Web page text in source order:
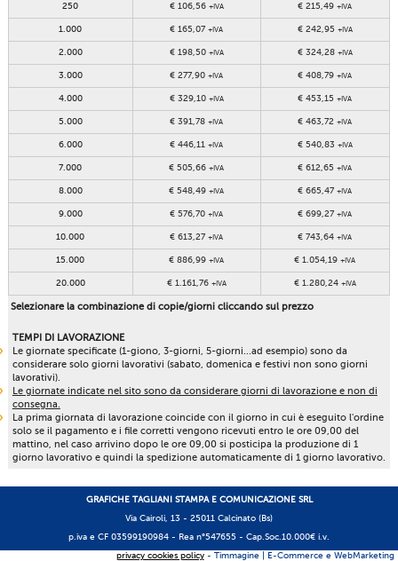
250 € 106,56 +IVA € 215,49+IVA
1.000 € 165,07+IVA € 242,95 +IVA
2.000 € 198,50 +IVA € 324,28 +IVA
3.000 € 277,90+IVA € 408,79+IVA
4.000 € 329,10 +IVA € 453,15+IVA
5.000 € 391,78+IVA € 463,72+IVA
6.000 € 446,11+IVA € 540,83 +IVA
7.000 € 505,66+IVA € 612,65+IVA
8.000 € 548,49+IVA € 665,47+IVA
9.000 € 576,70+IVA € 699,27+IVA
10.000 € 613,27+IVA € 743,64+IVA
15.000 € 886,99+IVA € 1.054,19+IVA
20.000 € 1.161,76 +IVA € 1.280,24 +IVA
Selezionare la combinazione di copie/giorni cliccando sul prezzo
TEMPI DI LAVORAZIONE
Le giornate specificate (1-giono, 3-giorni, 5-giorni...ad esempio) sono da
considerare solo giorni lavorativi (sabato, domenica e festivi non sono giorni
lavorativi).
Le giornate indicate nel sito sono da considerare giorni di lavorazione e non di
consegna.
La prima giornata di lavorazione coincide con il giorno in cui è eseguito l'ordine
solo se il pagamento e i file corretti vengono ricevuti entro le ore 09,00 del
mattino, nel caso arrivino dopo le ore 09,00 si posticipa la produzione di 1
giorno lavorativo e quindi la spedizione automaticamente di 1 giorno lavorativo.
GRAFICHE TAGLIANI STAMPA E COMUNICAZIONE SRL
Via Cairoli, 13 - 25011 Calcinato (Bs)
p.iva e CF 03599190984 - Rea n°547655 - Cap.Soc.10.000€ i.v.
privacy cookies policy- Timmagine | E-Commerce e WebMarketing